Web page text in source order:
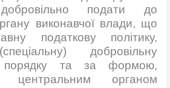
подати до
виконавчої влади, що
податкову політику,
добровільну
порядку та за формою,
центральним органом